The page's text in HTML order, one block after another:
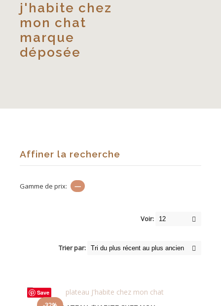
j'habite chez
mon chat
marque
déposée
Affiner la recherche
Gamme de prix: —
Voir:
Trier par:
Save